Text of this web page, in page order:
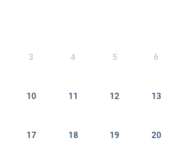
3 4 5 6
10 11 12 13
17 18 19 20